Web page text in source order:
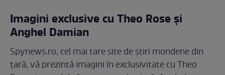
Imagini exclusive cu Theo Rose și
Anghel Damian
Spynews.ro, cel mai tare site de știri mondene din
țară, vă prezintă imagini în exclusivitate cu Theo